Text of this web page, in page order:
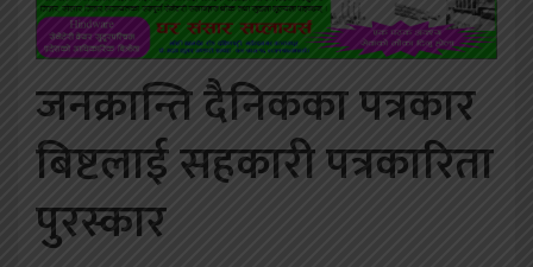
जनक्रान्ति दैनिकका पत्रकार
बिष्टलाई सहकारी पत्रकारिता
पुरस्कार